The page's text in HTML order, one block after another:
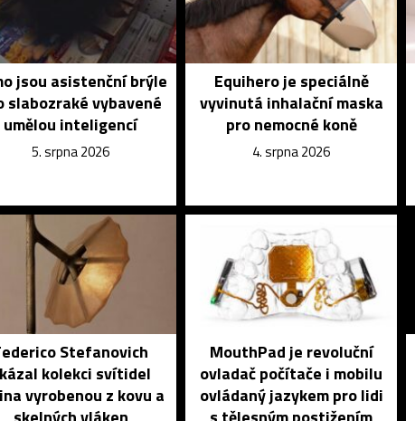
jsou asistenční brýle
slabozraké vybavené
umělou inteligencí
5. srpna 2026
Equihero je speciálně
vyvinutá inhalační maska
pro nemocné koně
4. srpna 2026
Stefanovich
kolekci svítidel
vyrobenou z kovu a
MouthPad je revoluční
ovladač počítače i mobilu
ovládaný jazykem pro lidi